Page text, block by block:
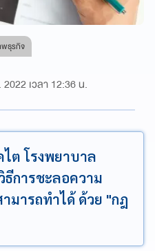
พธุรกิจ
เวลา 12:36 น.
ต โรงพยาบาล
ธีการชะลอความ
ามารถทำได้ ด้วย "กฎ